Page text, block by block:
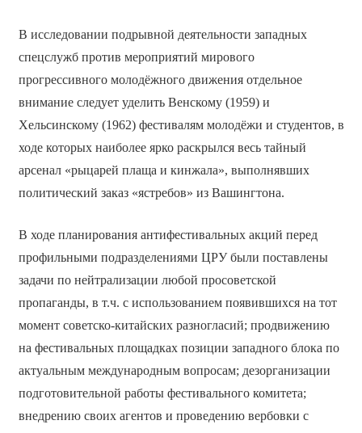
В исследовании подрывной деятельности западных
спецслужб против мероприятий мирового
прогрессивного молодёжного движения отдельное
внимание следует уделить Венскому (1959) и
Хельсинскому (1962) фестивалям молодёжи и студентов, в
ходе которых наиболее ярко раскрылся весь тайный
арсенал «рыцарей плаща и кинжала», выполнявших
политический заказ «ястребов» из Вашингтона.
В ходе планирования антифестивальных акций перед
профильными подразделениями ЦРУ были поставлены
задачи по нейтрализации любой просоветской
пропаганды, в т.ч. с использованием появившихся на тот
момент советско-китайских разногласий; продвижению
на фестивальных площадках позиции западного блока по
актуальным международным вопросам; дезорганизации
подготовительной работы фестивального комитета;
внедрению своих агентов и проведению вербовки с